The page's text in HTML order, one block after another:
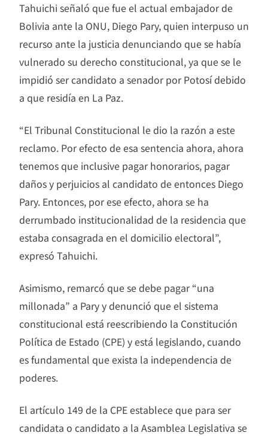
Tahuichi señaló que fue el actual embajador de
Bolivia ante la ONU, Diego Pary, quien interpuso un
recurso ante la justicia denunciando que se había
vulnerado su derecho constitucional, ya que se le
impidió ser candidato a senador por Potosí debido
a que residía en La Paz.
“El Tribunal Constitucional le dio la razón a este
reclamo. Por efecto de esa sentencia ahora, ahora
tenemos que inclusive pagar honorarios, pagar
daños y perjuicios al candidato de entonces Diego
Pary. Entonces, por ese efecto, ahora se ha
derrumbado institucionalidad de la residencia que
estaba consagrada en el domicilio electoral”,
expresó Tahuichi.
Asimismo, remarcó que se debe pagar “una
millonada” a Pary y denunció que el sistema
constitucional está reescribiendo la Constitución
Política de Estado (CPE) y está legislando, cuando
es fundamental que exista la independencia de
poderes.
El artículo 149 de la CPE establece que para ser
candidata o candidato a la Asamblea Legislativa se